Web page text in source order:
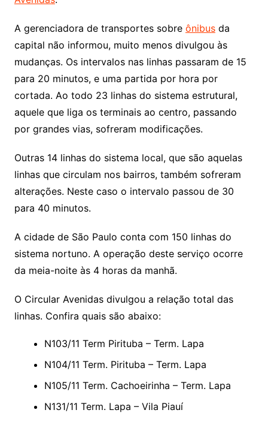
A gerenciadora de transportes sobre ônibusda
capital não informou, muito menos divulgou às
mudanças. Os intervalos nas linhas passaram de 15
para 20 minutos, e uma partida por hora por
cortada. Ao todo 23 linhas do sistema estrutural,
aquele que liga os terminais ao centro, passando
por grandes vias, sofreram modificações.
Outras 14 linhas do sistema local, que são aquelas
linhas que circulam nos bairros, também sofreram
alterações. Neste caso o intervalo passou de 30
para 40 minutos.
A cidade de São Paulo conta com 150 linhas do
sistema nortuno. A operação deste serviço ocorre
da meia-noite às 4 horas da manhã.
O Circular Avenidas divulgou a relação total das
linhas. Confira quais são abaixo:
N103/11 Term Pirituba – Term. Lapa
N104/11 Term. Pirituba – Term. Lapa
N105/11 Term. Cachoeirinha – Term. Lapa
N131/11 Term. Lapa – Vila Piauí